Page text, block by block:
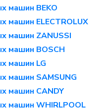
машин BEKO
машин ELECTROLUX
машин ZANUSSI
машин BOSCH
машин LG
машин SAMSUNG
машин CANDY
машин WHIRLPOOL